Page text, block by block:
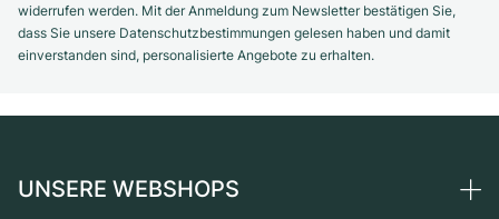
widerrufen werden. Mit der Anmeldung zum Newsletter bestätigen Sie,
dass Sie unsere Datenschutzbestimmungen gelesen haben und damit
einverstanden sind, personalisierte Angebote zu erhalten.
UNSERE WEBSHOPS